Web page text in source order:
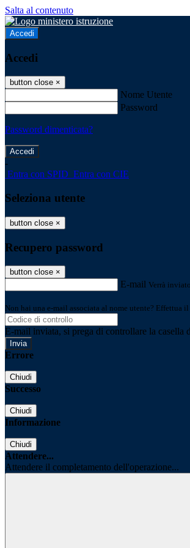
Salta al contenuto
Accedi
Accedi
button close ×
Nome Utente
Password
Password dimenticata?
-
Entra con SPID Entra con CIE
Seleziona utente
button close ×
Recupero password
button close ×
E-mail Verrà
Non hai una e-mail associata al nome utente? Effettua
E-mail inviata, si prega di controllare la casella
Errore
Chiudi
Successo
Chiudi
Informazione
Chiudi
Attendere...
Attendere il completamento dell'operazione...